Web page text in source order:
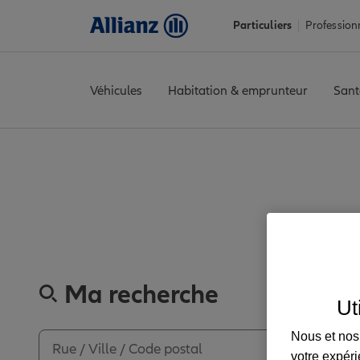
Particuliers
Véhicules Habitation & emprunteur
Ma recherche
Nous et
votre